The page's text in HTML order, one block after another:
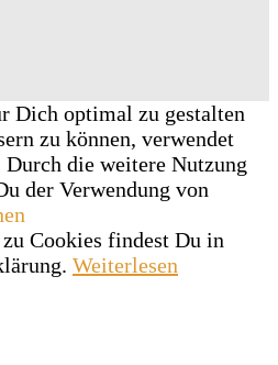
Dich optimal zu gestalten
zu können, verwendet
Durch die weitere Nutzung
der Verwendung von
Cookies findest Du in
Weiterlesen